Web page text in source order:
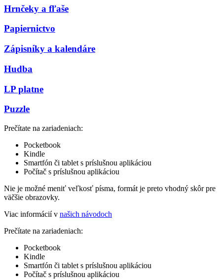
Hrnčeky a fľaše
Papiernictvo
Zápisníky a kalendáre
Hudba
LP platne
Puzzle
Prečítate na zariadeniach:
Pocketbook
Kindle
Smartfón či tablet s príslušnou aplikáciou
Počítač s príslušnou aplikáciou
Nie je možné meniť veľkosť písma, formát je preto vhodný skôr pre
väčšie obrazovky.
Viac informácií v našich návodoch
Prečítate na zariadeniach:
Pocketbook
Kindle
Smartfón či tablet s príslušnou aplikáciou
Počítač s príslušnou aplikáciou